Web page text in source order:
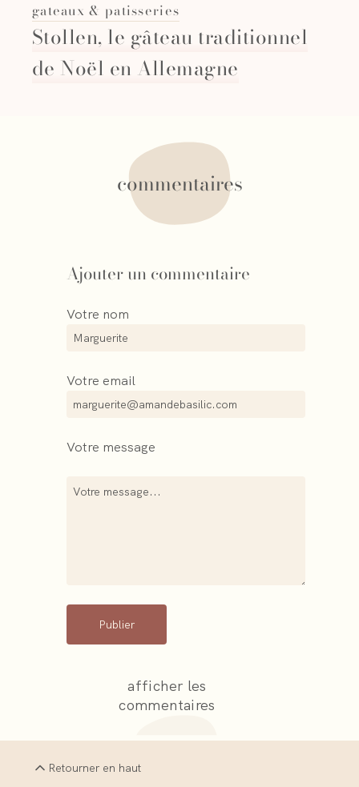
gateaux & patisseries
Stollen, le gâteau traditionnel
de Noël en Allemagne
commentaires
Ajouter un commentaire
Votre nom
Votre email
Votre message
Publier
afficher les
commentaires
Retourner en haut